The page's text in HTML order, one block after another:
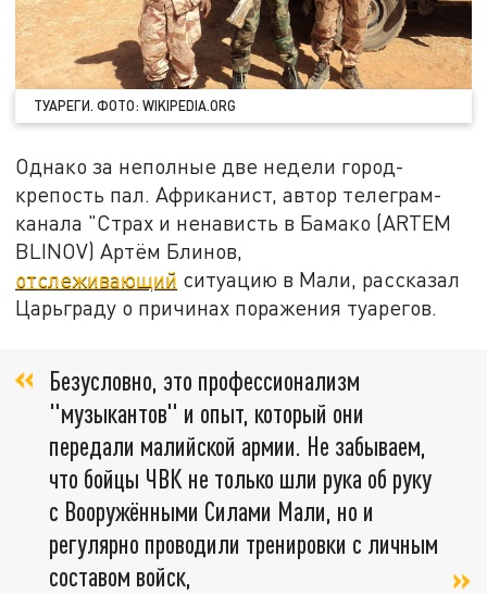
ТУАРЕГИ. ФОТО: WIKIPEDIA.ORG
Однако за неполные две недели город-
крепость пал. Африканист, автор телеграм-
канала "Страх и ненависть в Бамако (ARTEM
BLINOV) Артём Блинов,
отслеживающий ситуацию в Мали, рассказал
Царьграду о причинах поражения туарегов.
Безусловно, это профессионализм
"музыкантов" и опыт, который они
передали малийской армии. Не забываем,
что бойцы ЧВК не только шли рука об руку
с Вооружёнными Силами Мали, но и
регулярно проводили тренировки с личным
составом войск,